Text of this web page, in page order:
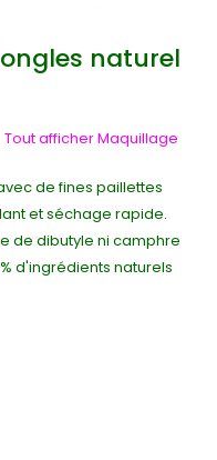
naturel
Tout afficher Maquillage
de fines paillettes
et séchage rapide.
de dibutyle ni camphre
d'ingrédients naturels